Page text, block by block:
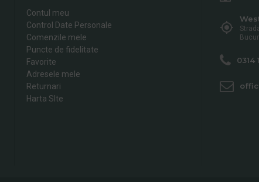
Contul meu
Control Date Personale
Comenzile mele
Puncte de fidelitate
Favorite
Adresele mele
Returnari
Harta SIte
0314